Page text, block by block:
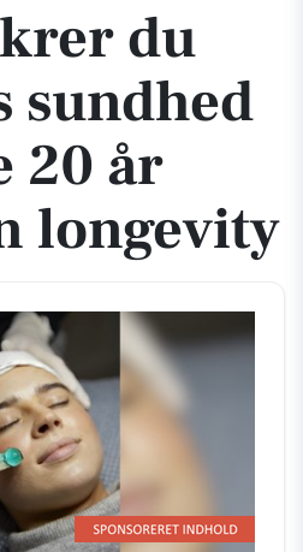
du
sundhed
20 år
longevity